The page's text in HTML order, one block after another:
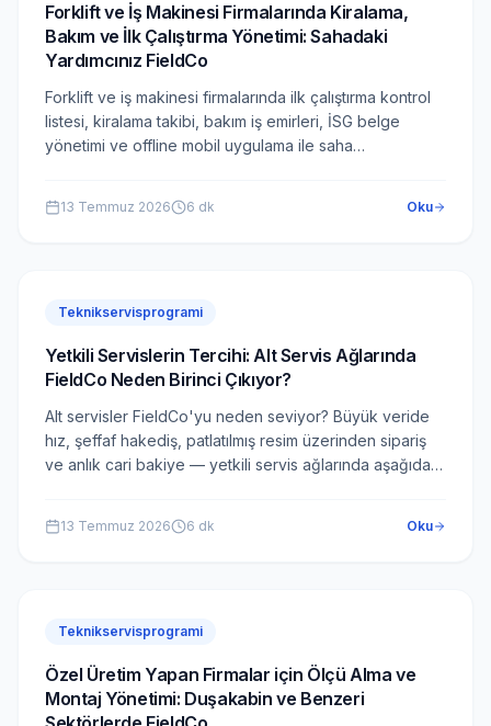
Forklift ve İş Makinesi Firmalarında Kiralama,
Bakım ve İlk Çalıştırma Yönetimi: Sahadaki
Yardımcınız FieldCo
Forklift ve iş makinesi firmalarında ilk çalıştırma kontrol
listesi, kiralama takibi, bakım iş emirleri, İSG belge
yönetimi ve offline mobil uygulama ile saha
13 Temmuz 2026 6 dk Oku
Teknikservisprogrami
Yetkili Servislerin Tercihi: Alt Servis Ağlarında
FieldCo Neden Birinci Çıkıyor?
Alt servisler FieldCo'yu neden seviyor? Büyük veride
hız, şeffaf hakediş, patlatılmış resim üzerinden sipariş
ve anlık cari bakiye — yetkili servis ağlarında aşağıdan
13 Temmuz 2026 6 dk Oku
Teknikservisprogrami
Özel Üretim Yapan Firmalar için Ölçü Alma ve
Montaj Yönetimi: Duşakabin ve Benzeri